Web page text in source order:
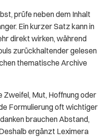
prüfe neben dem Inhalt
Ein kurzer Satz kann in
direkt wirken, während
zurückhaltender gelesen
thematische Archive
Zweifel, Mut, Hoffnung oder
Formulierung oft wichtiger
brauchen Abstand,
ergänzt Leximera